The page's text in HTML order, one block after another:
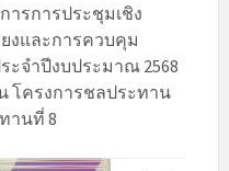
ารการประชุมเชิง
งและการควบคุม
ะจำปีงบประมาณ 2568
โครงการชลประทาน
านที่ 8